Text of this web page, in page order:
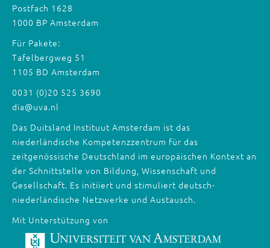
Postfach 1628
1000 BP Amsterdam
Für Pakete:
Tafelbergweg 51
1105 BD Amsterdam
0031 (0)20 525 3690
dia@uva.nl
Das Duitsland Instituut Amsterdam ist das
niederländische Kompetenzzentrum für das
zeitgenössische Deutschland im europäischen Kontext an
der Schnittstelle von Bildung, Wissenschaft und
Gesellschaft. Es initiiert und stimuliert deutsch-
niederländische Netzwerke und Austausch.
Mit Unterstützung von